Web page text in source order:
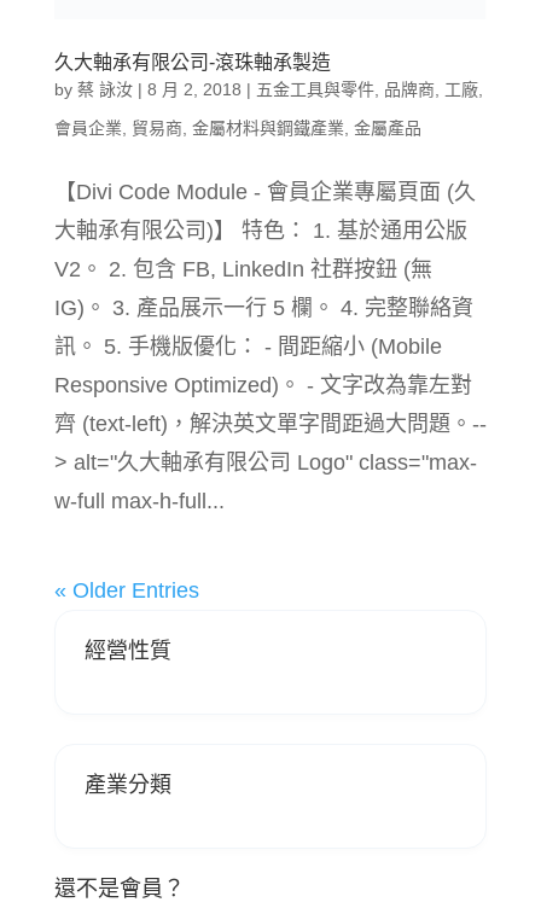
久大軸承有限公司-滾珠軸承製造
by 蔡 詠汝| 8 月 2, 2018 | 五金工具與零件, 品牌商 工廠,
會員企業
貿易商 金屬材料與鋼鐵產業 金屬產品
【Divi Code Module - 會員企業專屬頁面 (久
大軸承有限公司)】 特色： 1. 基於通用公版
V2。 2. 包含 FB, LinkedIn 社群按鈕 (無
IG)。 3. 產品展示一行 5 欄。 4. 完整聯絡資
訊。 5. 手機版優化： - 間距縮小 (Mobile
Responsive Optimized)。 - 文字改為靠左對
齊 (text-left)，解決英文單字間距過大問題。--
> alt="久大軸承有限公司 Logo" class="max-
w-full max-h-full...
« Older Entries
經營性質
產業分類
還不是會員？